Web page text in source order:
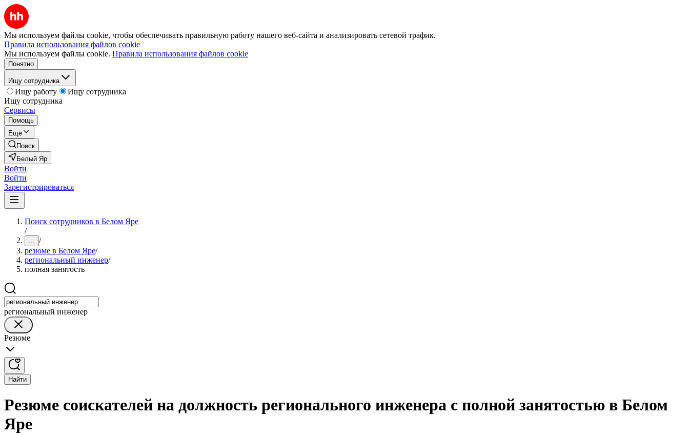
Мы используем файлы cookie, чтобы обеспечивать правильную работу нашего веб-сайта и анализировать сетевой трафик.
Правила использования файлов cookie
Мы используем файлы cookie. Правила использования файлов cookie
Понятно
Ищу сотрудника
Ищу работу
Ищу сотрудника
Ищу сотрудника
Сервисы
Помощь
Ещё
Поиск
Белый Яр
Войти
Войти
Зарегистрироваться
Поиск сотрудников в Белом Яре
/
... /
резюме в Белом Яре/
региональный инженер/
полная занятость
региональный инженер
Резюме
Найти
Резюме соискателей на должность регионального инженера с полной занятостью в Белом
Яре